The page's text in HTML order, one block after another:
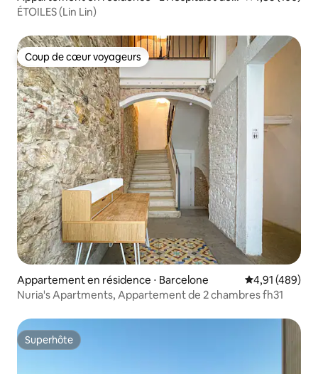
lobregat
ÉTOILES (Lin Lin)
Coup de cœur voyageurs
Coup de cœur voyageurs
Appartement en résidence ⋅ Barcelone Évaluation
4,91 (489)
Nuria's Apartments, Appartement de 2 chambres fh31
Superhôte
Superhôte